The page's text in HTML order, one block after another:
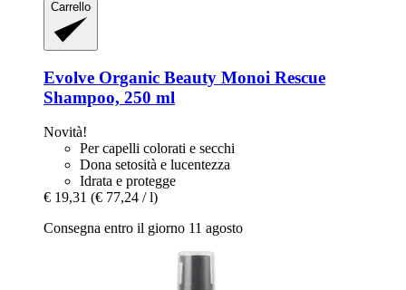
Carrello
Evolve Organic Beauty Monoi Rescue
Shampoo, 250 ml
Novità!
Per capelli colorati e secchi
Dona setosità e lucentezza
Idrata e protegge
€ 19,31 (€ 77,24 / l)
Consegna entro il giorno 11 agosto